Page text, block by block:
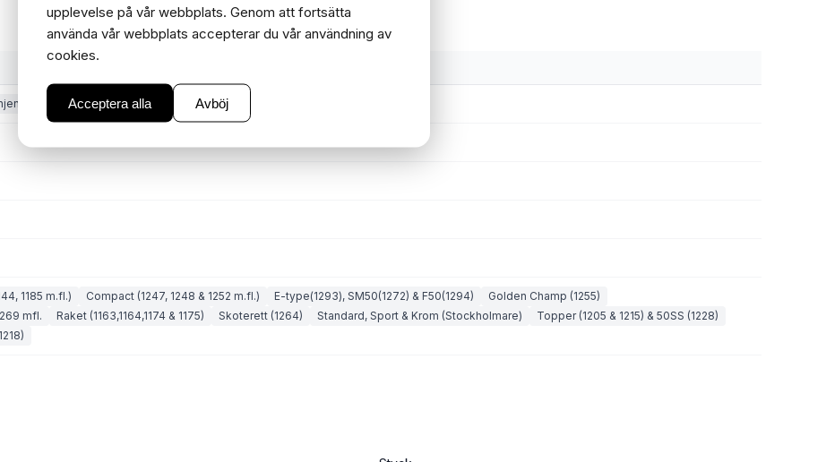
1185 m.fl.) Compact (1247, 1248 & 1252 m.fl.) E-type(1293), SM50(1272) & F50(1294)
Golden Champ (1255)
mfl.
Raket (1163,1164,1174 & 1175) Skoterett (1264) Standard, Sport & Krom (Stockholmare)
Topper (1205 & 1215) & 50SS (1228)
upplevelse på vår webbplats. Genom att fortsätta
använda vår webbplats accepterar du vår användning av
cookies.
Acceptera alla Avböj